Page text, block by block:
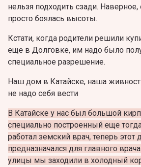
нельзя подходить сзади.
просто боялась высоты.
Кстати, когда родители решили
еще в Долговке, им надо было
специальное разрешение.
Наш дом в Катайске, наша
не надо себя вести
В Катайске у нас был большой
специально построенный еще
работал земский врач, теперь этот
предназначался для главного
улицы мы заходили в холодный